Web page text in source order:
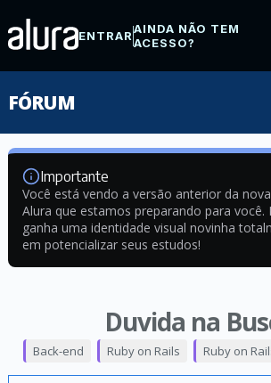
ENTRARAINDA NÃO TEM
ACESSO?
FÓRUM
Importante
Você está vendo a versão anterior da
Alura que estamos preparando para você.
ganha uma identidade visual novinha
em potencializar seus estudos!
Duvida na
Back-end Ruby on Rails Ruby on